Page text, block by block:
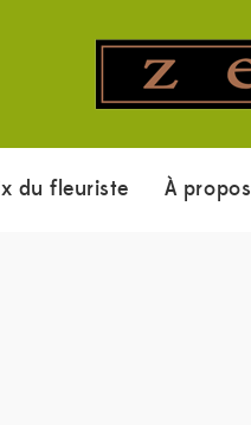
du fleuriste À propos